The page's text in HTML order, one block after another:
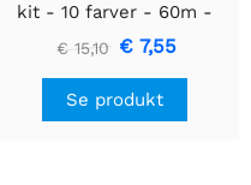
kit - 10 farver - 60m -
multicore
€ 15,10 € 7,55
Se produkt